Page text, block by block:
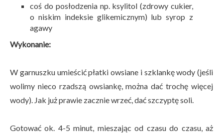
coś do posłodzenia np. ksylitol (zdrowy cukier,
o niskim indeksie glikemicznym) lub syrop z
agawy
Wykonanie:
W garnuszku umieścić płatki owsiane i szklankę wody (jeśli
wolimy nieco rzadszą owsiankę, można dać trochę więcej
wody). Jak już prawie zacznie wrzeć, dać szczyptę soli.
Gotować ok. 4-5 minut, mieszając od czasu do czasu, aż